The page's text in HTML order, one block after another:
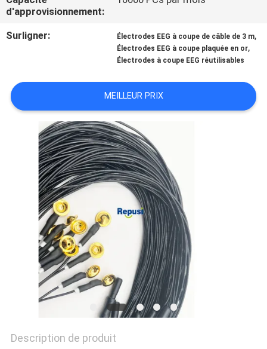
CONTACTEZ-
NOUS
NOUVELLES
DEMANDEZ
UNE
CITATION
PLAN
PRIVACY
POLICY
d'approvisionnement:
Surligner: Électrodes EEG à coupe de câble de 3 m,
Électrodes EEG à coupe plaquée en or,
Électrodes à coupe EEG réutilisables
MEILLEUR PRIX
Description de produit